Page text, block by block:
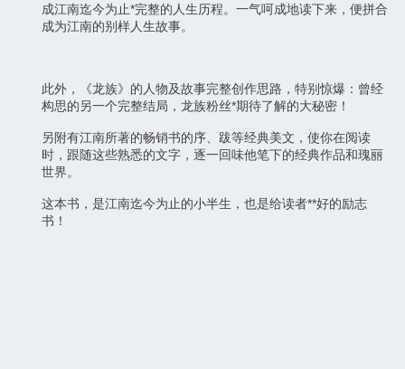
成江南迄今为止*完整的人生历程。一气呵成地读下来，便拼合
成为江南的别样人生故事。
此外，《龙族》的人物及故事完整创作思路，特别惊爆：曾经
构思的另一个完整结局，龙族粉丝*期待了解的大秘密！
另附有江南所著的畅销书的序、跋等经典美文，使你在阅读
时，跟随这些熟悉的文字，逐一回味他笔下的经典作品和瑰丽
世界。
这本书，是江南迄今为止的小半生，也是给读者**好的励志
书！